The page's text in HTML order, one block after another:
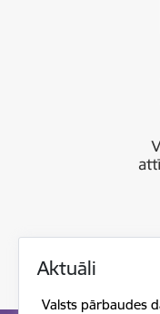
Aktuāli
Valsts pārbaudes